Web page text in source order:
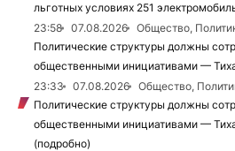
льготных условиях 251
23:58
07.08.2026
Общество,
Политические структуры должны
общественными инициативами —
23:33
07.08.2026
Общество,
Политические структуры должны
общественными инициативами —
(подробно)